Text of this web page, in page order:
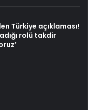
Türkiye açıklaması!
rolü takdir